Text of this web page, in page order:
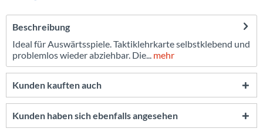
Beschreibung
Ideal für Auswärtsspiele. Taktiklehrkarte selbstklebend und
problemlos wieder abziehbar. Die... mehr
Kunden kauften auch
Kunden haben sich ebenfalls angesehen